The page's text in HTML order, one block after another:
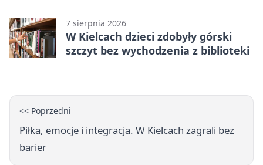
7 sierpnia 2026
W Kielcach dzieci zdobyły górski
szczyt bez wychodzenia z biblioteki
<< Poprzedni
Piłka, emocje i integracja. W Kielcach zagrali bez
barier